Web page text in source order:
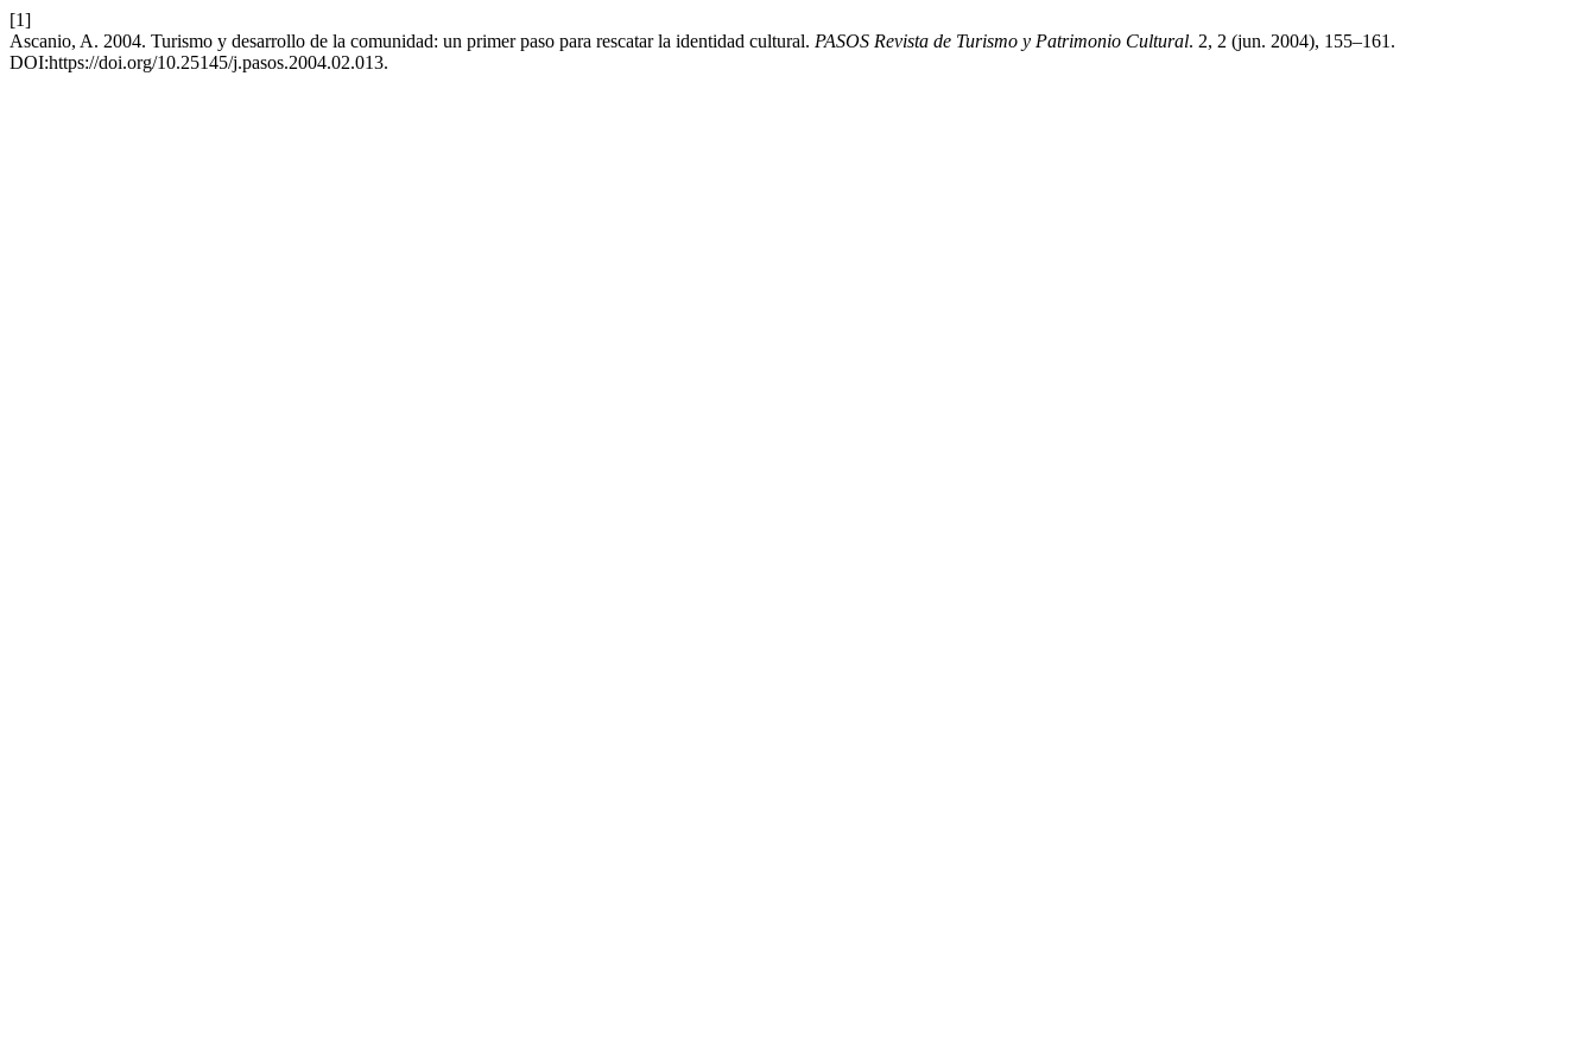
[1]
Ascanio, A. 2004. Turismo y desarrollo de la comunidad: un primer paso para rescatar la identidad cultural. PASOS Revista de Turismo y Patrimonio Cultural. 2, 2 (jun. 2004), 155–161.
DOI:https://doi.org/10.25145/j.pasos.2004.02.013.